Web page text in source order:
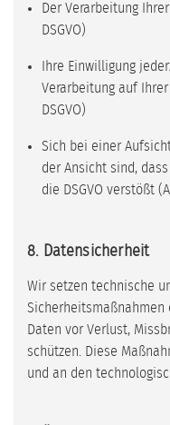
Der Verarbeitung
DSGVO)
Ihre Einwilligung
Verarbeitung auf
DSGVO)
Sich bei einer
der Ansicht sind,
die DSGVO verstößt
8. Datensicherheit
Wir setzen technische
Sicherheitsmaßnahmen
Daten vor Verlust,
schützen. Diese
und an den